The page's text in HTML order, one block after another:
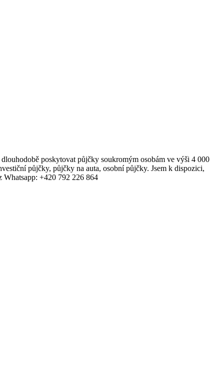
poskytovat půjčky soukromým osobám ve výši 4 000
půjčky, půjčky na auta, osobní půjčky. Jsem k dispozici,
Whatsapp: ‪+420 792 226 864‬